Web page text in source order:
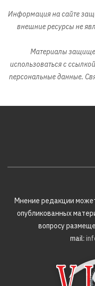
Информация на сайте
внешние ресурсы не
Материалы
использоваться с
персональные данные.
Мнение редакции
опубликованных
вопросу
mail: